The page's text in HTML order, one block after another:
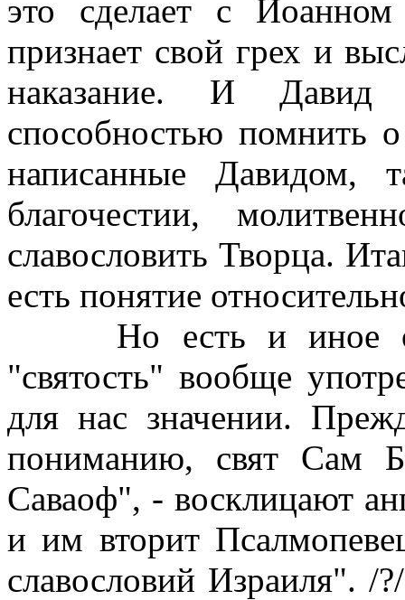
это сделает с
признает свой грех и
наказание. И
способностью помнить
написанные Давидом,
благочестии,
славословить Творца.
есть понятие
Но есть и иное
"святость" вообще
для нас значении.
пониманию, свят Сам
Саваоф", - восклицают
и им вторит
славословий Израиля". /